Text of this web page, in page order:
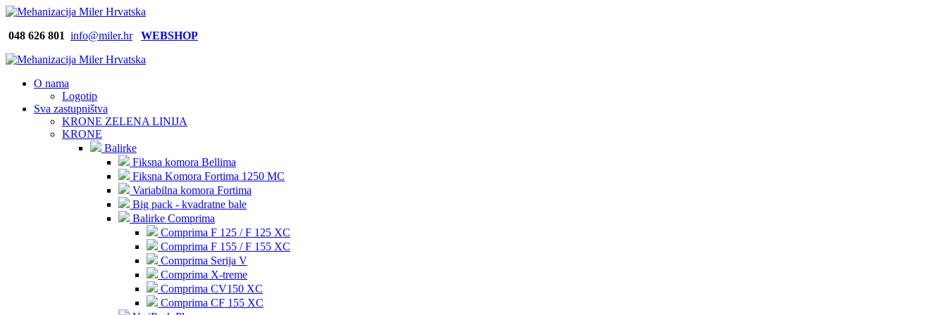
048 626 801 info@miler.hr WEBSHOP
O nama
Logotip
Sva zastupništva
KRONE ZELENA LINIJA
KRONE
Balirke
Fiksna komora Bellima
Fiksna Komora Fortima 1250 MC
Variabilna komora Fortima
Big pack - kvadratne bale
Balirke Comprima
Comprima F 125 / F 125 XC
Comprima F 155 / F 155 XC
Comprima Serija V
Comprima X-treme
Comprima CV150 XC
Comprima CF 155 XC